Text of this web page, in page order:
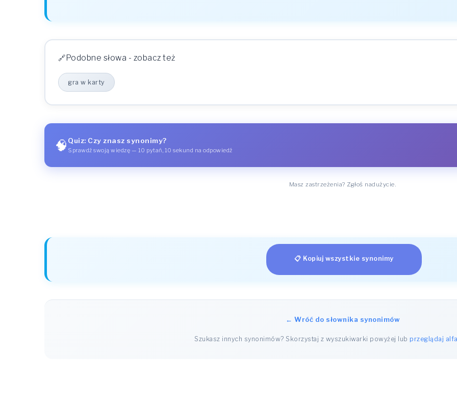
Podobne słowa - zobacz też
gra w karty
🧠 Quiz: Czy znasz synonimy?
Sprawdź swoją wiedzę — 10 pytań, 10 sekund na odpowiedź
Masz zastrzeżenia? Zgłoś nadużycie.
📋 Kopiuj wszystkie synonimy
← Wróć do słownika synonimów
Szukasz innych synonimów? Skorzystaj z wyszukiwarki powyżej lubprzeglądaj